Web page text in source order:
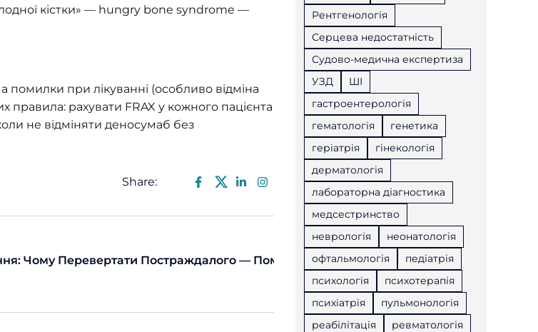
кістки» — hungry bone syndrome —
помилки при лікуванні (особливо відміна
рахувати FRAX у кожного пацієнта
не відміняти деносумаб без
Share:
Діагностики І Що Змінює Котестинг
Попередня публікація
Чому Перевертати Постраждалого — Помилка, А «теплий І Мертвий» — Правило
Рентгенологія
Серцева недостатність
Судово-медична експертиза
УЗД
ШІ
гастроентерологія
гематологія
генетика
геріатрія
гінекологія
дерматологія
лабораторна діагностика
медсестринство
неврологія
неонатологія
офтальмологія
педіатрія
психологія
психотерапія
психіатрія
пульмонологія
реабілітація
ревматологія